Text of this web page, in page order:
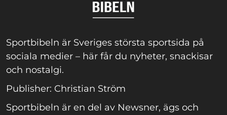
Sportbibeln är Sveriges största sportsida på
sociala medier – här får du nyheter, snackisar
och nostalgi.
Publisher: Christian Ström
Sportbibeln är en del av Newsner, ägs och